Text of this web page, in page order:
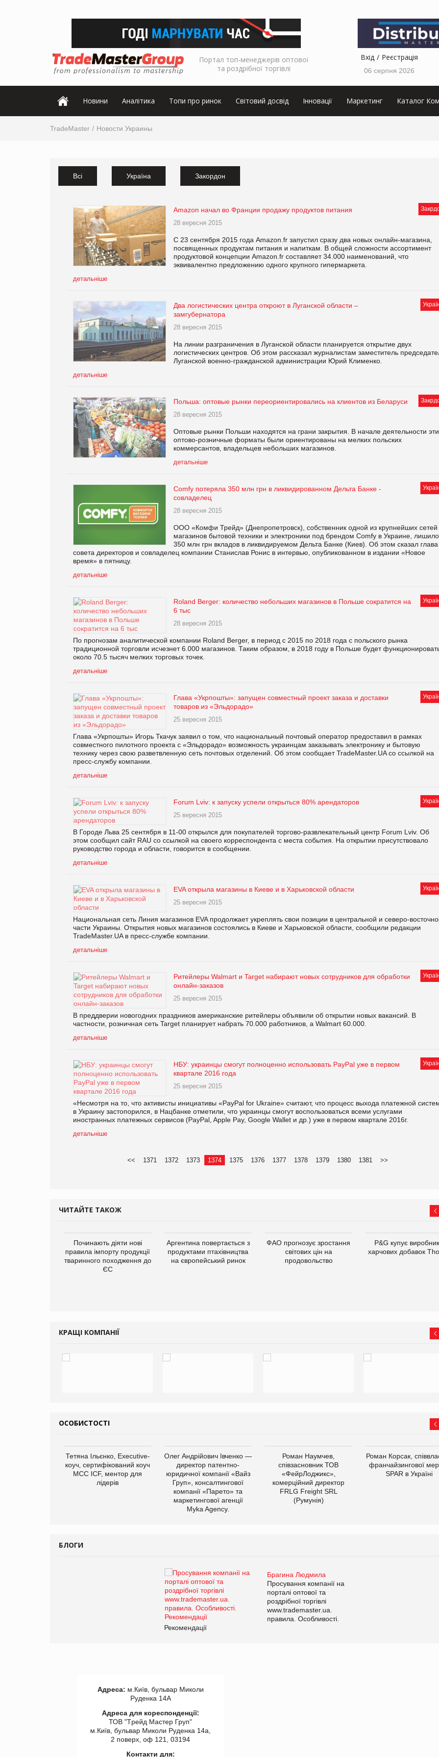
Портал топ-менеджерів оптової
та роздрібної торгівлі
Вхід Реєстрація
06 серпня 2026
Новини Аналітика Топи про ринок Світовий досвід Інновації Маркетинг Каталог
TradeMaster Новости Украины
Всі Україна Закордон
Amazon начал во Франции продажу продуктов питания
28 вересня 2015
С 23 сентября 2015 года Amazon.fr запустил сразу два новых онлайн-магазина,
посвященных продуктам питания и напиткам. В общей сложности ассортимент
продуктовой концепции Amazon.fr составляет 34.000 наименований, что
эквивалентно предложению одного крупного гипермаркета.
детальніше
Два логистических центра откроют в Луганской области –
замгубернатора
28 вересня 2015
На линии разграничения в Луганской области планируется открытие двух
логистических центров. Об этом рассказал журналистам заместитель
Луганской военно-гражданской администрации Юрий Клименко.
детальніше
Польша: оптовые рынки переориентировались на клиентов из Беларуси
28 вересня 2015
Оптовые рынки Польши находятся на грани закрытия. В начале деятельности эти
оптово-розничные форматы были ориентированы на мелких польских
коммерсантов, владельцев небольших магазинов.
детальніше
Comfy потеряла 350 млн грн в ликвидированном Дельта Банке -
совладелец
28 вересня 2015
ООО «Комфи Трейд» (Днепропетровск), собственник одной из крупнейших сетей
магазинов бытовой техники и электроники под брендом Comfy в Украине,
350 млн грн вкладов в ликвидируемом Дельта Банке (Киев). Об этом сказал глава
совета директоров и совладелец компании Станислав Ронис в интервью, опубликованном в издании «Новое
время» в пятницу.
детальніше
Roland Berger: количество небольших магазинов в Польше сократится на
6 тыс
28 вересня 2015
По прогнозам аналитической компании Roland Berger, в период с 2015 по 2018 года с польского рынка
традиционной торговли исчезнет 6.000 магазинов. Таким образом, в 2018 году в Польше будет
около 70.5 тысяч мелких торговых точек.
детальніше
Глава «Укрпошты»: запущен совместный проект заказа и доставки
товаров из «Эльдорадо»
25 вересня 2015
Глава «Укрпошты» Игорь Ткачук заявил о том, что национальный почтовый оператор предоставил в рамках
совместного пилотного проекта с «Эльдорадо» возможность украинцам заказывать электронику и бытовую
технику через свою разветвленную сеть почтовых отделений. Об этом сообщает TradeMaster.UA со ссылкой на
пресс-службу компании.
детальніше
Forum Lviv: к запуску успели открыться 80% арендаторов
25 вересня 2015
В Городе Льва 25 сентября в 11-00 открылся для покупателей торгово-развлекательный центр Forum Lviv. Об
этом сообщил сайт RAU со ссылкой на своего корреспондента с места события. На открытии присутствовало
руководство города и области, говорится в сообщении.
детальніше
EVA открыла магазины в Киеве и в Харьковской области
25 вересня 2015
Национальная сеть Линия магазинов EVA продолжает укреплять свои позиции в центральной и северо-
части Украины. Открытия новых магазинов состоялись в Киеве и Харьковской области, сообщили редакции
TradeMaster.UA в пресс-службе компании.
детальніше
Ритейлеры Walmart и Target набирают новых сотрудников для обработки
онлайн-заказов
25 вересня 2015
В преддверии новогодних праздников американские ритейлеры объявили об открытии новых вакансий. В
частности, розничная сеть Target планирует набрать 70.000 работников, а Walmart 60.000.
детальніше
НБУ: украинцы смогут полноценно использовать PayPal уже в первом
квартале 2016 года
25 вересня 2015
«Несмотря на то, что активисты инициативы «PayPal for Ukraine» считают, что процесс выхода платежной
в Украину застопорился, в Нацбанке отметили, что украинцы смогут воспользоваться всеми услугами
иностранных платежных сервисов (PayPal, Apple Pay, Google Wallet и др.) уже в первом квартале 2016г.
детальніше
<< 1371 1372 1373 1374 1375 1376 1377 1378 1379 1380 1381 >>
ЧИТАЙТЕ ТАКОЖ
Починають діяти нові
правила імпорту продукції
тваринного походження до
ЄС
Аргентина повертається з
продуктами птахівництва
на європейський ринок
ФАО прогнозує зростання
світових цін на
продовольство
P&G купує
харчових добавок
КРАЩІ КОМПАНІЇ
ОСОБИСТОСТІ
Тетяна Ільєнко, Executive-
коуч, сертифікований коуч
МСС ICF, ментор для
лідерів
Олег Андрійович Івченко —
директор патентно-
юридичної компанії «Вайз
Груп», консалтингової
компанії «Парето» та
маркетингової агенції
Myka Agency.
Роман Наумчев,
співзасновник ТОВ
«ФейрЛоджикс»,
комерційний директор
FRLG Freight SRL
(Румунія)
Роман Корсак,
франчайзингової
SPAR в Україні
БЛОГИ
Брагина Людмила
Просування компанії на
порталі оптової та
роздрібної торгівлі
www.trademaster.ua.
правила. Особливості.
Рекомендації
Адреса: м.Київ, бульвар Миколи
Руденка 14А
Адреса для кореспонденції:
ТОВ "Tрейд Мастер Груп"
м.Київ, бульвар Миколи Руденка 14а,
2 поверх, оф 121, 03194
Контакти для: